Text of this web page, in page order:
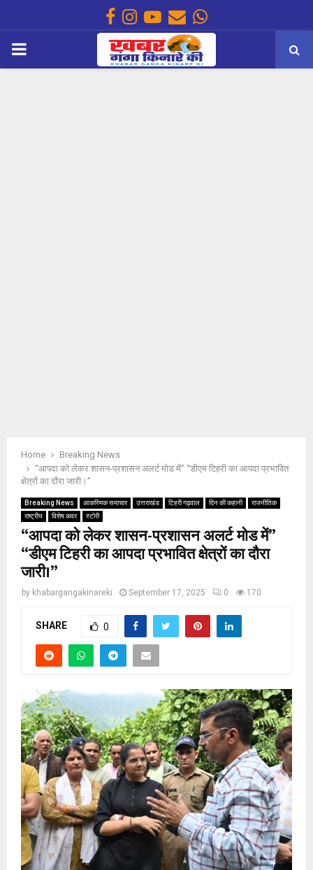
Facebook
Instagram
Youtube
EmailWhatsapp
PRIMARY
Home
Breaking News
“आपदा को लेकर शासन-प्रशासन अलर्ट मोड में” “डीएम टिहरी का आपदा प्रभावित
क्षेत्रों का दौरा जारी।”
Breaking News आकस्मिक समाचार उत्तराखंड टिहरी गढ़वाल दिन की कहानी
राजनीतिक
राष्ट्रीय
विशेष कवर स्टोरी
“आपदा को लेकर शासन-प्रशासन अलर्ट मोड में”
“डीएम टिहरी का आपदा प्रभावित क्षेत्रों का दौरा
जारी।”
by khabargangakinareki September 17, 2025 0 170
SHARE 0